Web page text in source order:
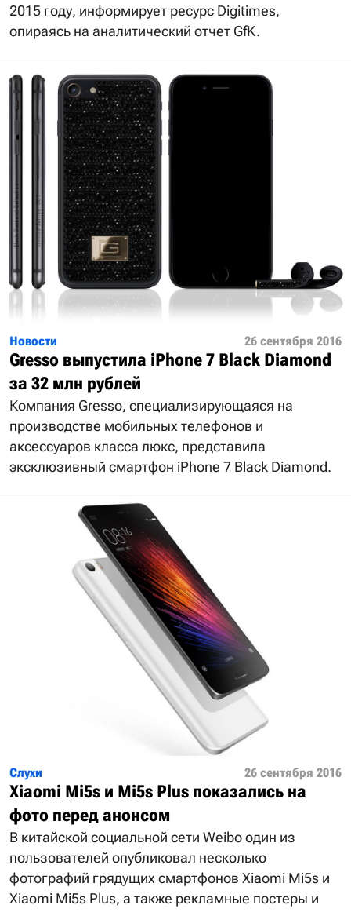
2015 году, информирует ресурс Digitimes,
опираясь на аналитический отчет GfK.
Новости 26 сентября 2016
Gresso выпустила iPhone 7 Black Diamond
за 32 млн рублей
Компания Gresso, специализирующаяся на
производстве мобильных телефонов и
аксессуаров класса люкс, представила
эксклюзивный смартфон iPhone 7 Black Diamond.
Слухи 26 сентября 2016
Xiaomi Mi5s и Mi5s Plus показались на
фото перед анонсом
В китайской социальной сети Weibo один из
пользователей опубликовал несколько
фотографий грядущих смартфонов Xiaomi Mi5s и
Xiaomi Mi5s Plus, а также рекламные постеры и